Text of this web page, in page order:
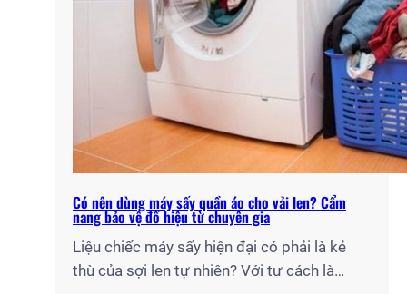
Có nên dùng máy sấy quần áo cho vải len? Cẩm
nang bảo vệ đồ hiệu từ chuyên gia
Liệu chiếc máy sấy hiện đại có phải là kẻ
thù của sợi len tự nhiên? Với tư cách là